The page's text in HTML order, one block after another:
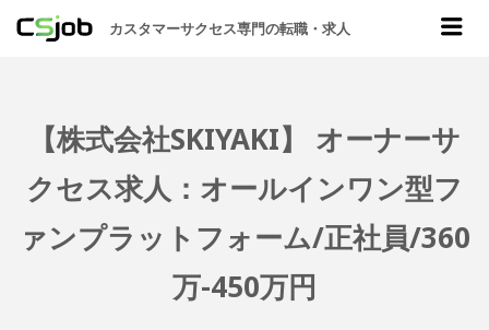
CSJOB
カスタマーサクセス専門の転職・求人
【株式会社SKIYAKI】 オーナーサ
クセス求人：オールインワン型フ
ァンプラットフォーム/正社員/360
万-450万円